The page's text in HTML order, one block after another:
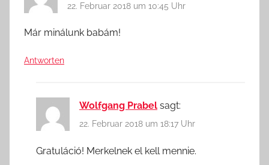
22. Februar 2018 um 10:45 Uhr
Már minálunk babám!
Antworten
Wolfgang Prabel sagt:
22. Februar 2018 um 18:17 Uhr
Gratuláció! Merkelnek el kell mennie.